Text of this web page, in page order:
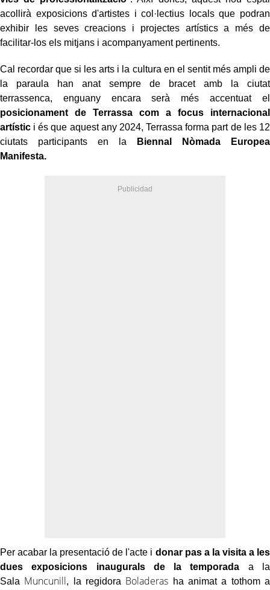
acollirà exposicions d'artistes i col·lectius locals que podran
exhibir les seves creacions i projectes artístics a més de
facilitar-los els mitjans i acompanyament pertinents.
Cal recordar que si les arts i la cultura en el sentit més ampli de
la paraula han anat sempre de bracet amb la ciutat
terrassenca, enguany encara serà més accentuat el
posicionament de Terrassa com a focus internacional
artístic i és que aquest any 2024, Terrassa forma part de les 12
ciutats participants en la
Biennal Nòmada Europea
Manifesta.
Per acabar la presentació de l'acte i donar pas a la visita a les
dues exposicions inaugurals de la temporada a la
Sala Muncunill, la regidora Boladeras ha animat a tothom a